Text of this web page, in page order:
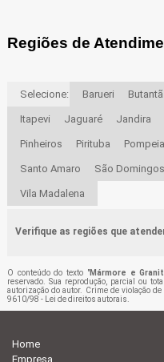
Regiões de
Selecione: Barueri Butantã
Itapevi Jaguaré Jandira
Pinheiros Pirituba Pompeia
Santo Amaro São Domingos
Vila Madalena
Verifique as regiões que
O conteúdo do texto "Mármore e
reservado. Sua reprodução, parcial ou
autorização do autor. Crime de violação
9610/98 - Lei de direitos autorais.
Home
Empresa